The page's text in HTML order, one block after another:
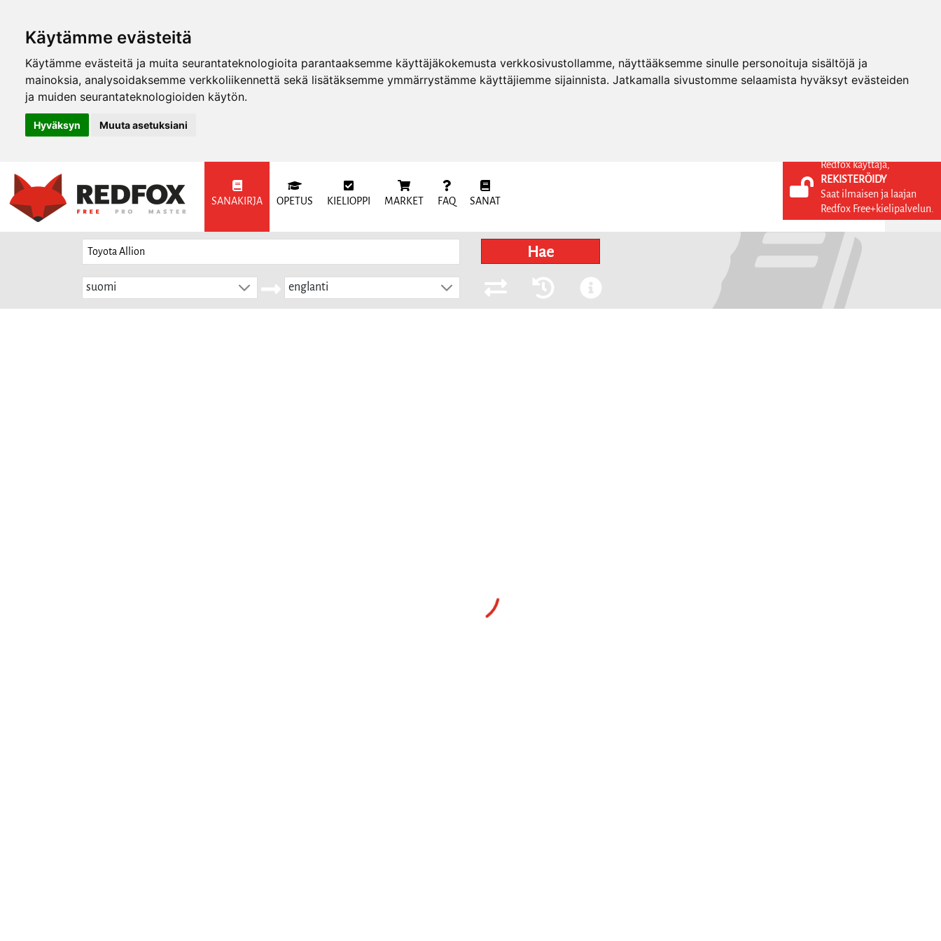
Käytämme evästeitä
Käytämme evästeitä ja muita seurantateknologioita parantaaksemme käyttäjäkokemusta verkkosivustollamme, näyttääksemme sinulle personoituja sisältöjä ja
mainoksia, analysoidaksemme verkkoliikennettä sekä lisätäksemme ymmärrystämme käyttäjiemme sijainnista. Jatkamalla sivustomme selaamista hyväksyt evästeiden
ja muiden seurantateknologioiden käytön.
Hyväksyn Muuta asetuksiani
SANAKIRJA OPETUS KIELIOPPI MARKET FAQ SANAT
KIRJAUDU SISÄÄN
REKISTERÖIDY
Hae
suomi englanti
Redfox käyttäjä,
REKISTERÖIDY
Saat ilmaisen ja laajan
Redfox Free+kielipalvelun.